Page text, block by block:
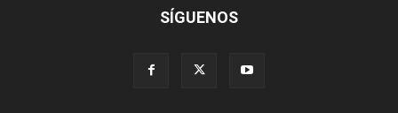
SÍGUENOS